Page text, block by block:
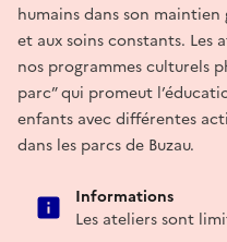
humains dans son
et aux soins constants. Les
nos programmes culturels
parc” qui promeut
enfants avec différentes
dans les parcs de Buzau.
Informations
Les ateliers sont